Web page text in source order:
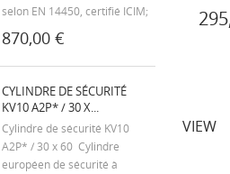
selon EN 14450, certifié ICIM;
Protection au manganèse du
système de condamnation;
Ouverture par le haut, équipé
d'une charnière de sécurité
avec amortisseurs pour éviter
870,00 €
CYLINDRE DE SÉCURITÉ
KV10 A2P* / 30 X...
Cylindre de sécurité KV10
A2P* / 30 x 60 Cylindre
européen de sécurité à
VIEW